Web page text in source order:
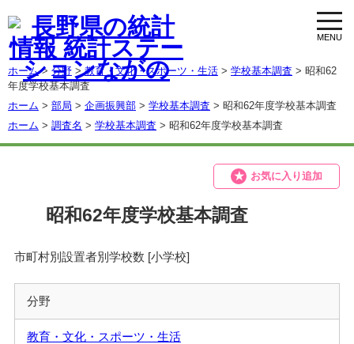
ホーム> 分野 >教育・文化・スポーツ・生活 > 学校基本調査 > 昭和62
年度学校基本調査
ホーム > 部局 > 企画振興部 > 学校基本調査 > 昭和62年度学校基本調査
ホーム > 調査名 > 学校基本調査 > 昭和62年度学校基本調査
昭和62年度学校基本調査
お気に入り追加
市町村別設置者別学校数 [小学校]
分野
教育・文化・スポーツ・生活